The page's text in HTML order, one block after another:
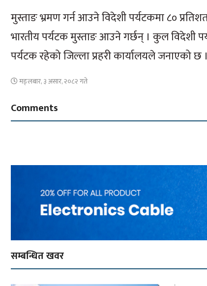
मुस्ताङ भ्रमण गर्न आउने विदेशी पर्यटकमा ८०
भारतीय पर्यटक मुस्ताङ आउने गर्छन् । कुल
पर्यटक रहेको जिल्ला प्रहरी कार्यालयले जनाएको छ ।
मङ्लबार, ३ असार, २०८२ गते
Comments
सम्बन्धित खवर